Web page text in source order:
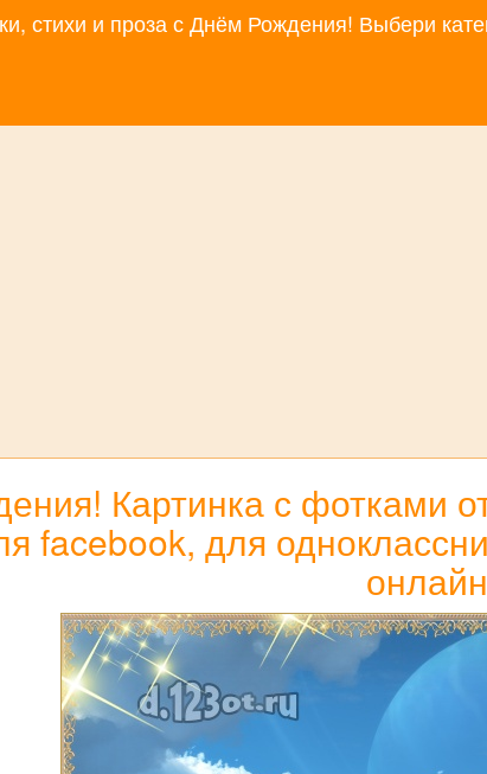
стихи и проза с Днём Рождения! Выбери
Картинка с фотками
facebook, для